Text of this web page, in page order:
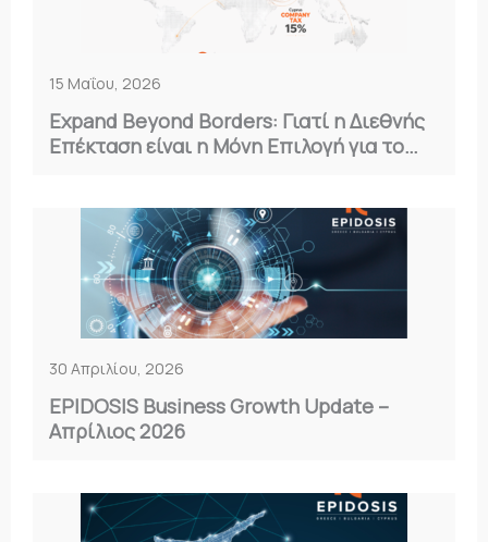
15 Μαΐου, 2026
Expand Beyond Borders: Γιατί η Διεθνής
Επέκταση είναι η Μόνη Επιλογή για το
30 Απριλίου, 2026
EPIDOSIS Business Growth Update –
Απρίλιος 2026